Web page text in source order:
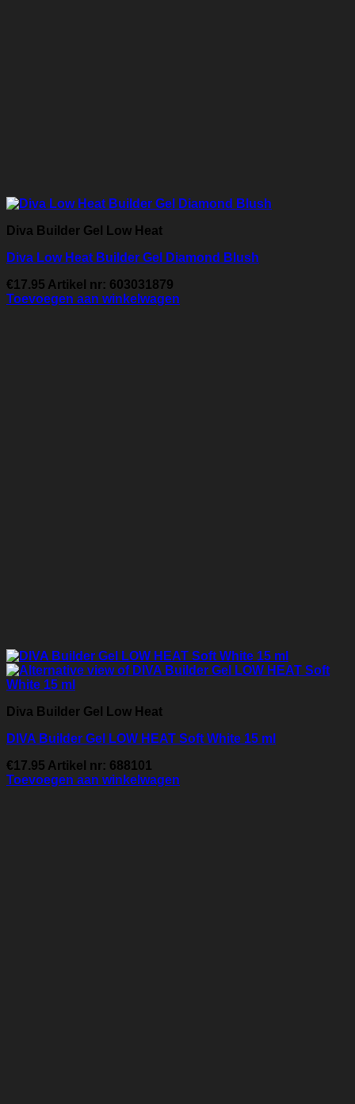
Diva Builder Gel Low Heat
Diva Low Heat Builder Gel Diamond Blush
€17.95 Artikel nr: 603031879
Toevoegen aan winkelwagen
Diva Builder Gel Low Heat
DIVA Builder Gel LOW HEAT Soft White 15 ml
€17.95 Artikel nr: 688101
Toevoegen aan winkelwagen